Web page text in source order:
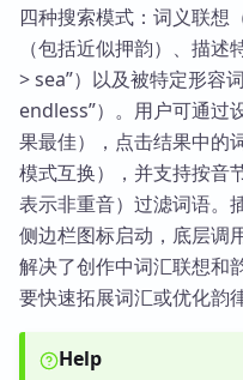
四种搜索模式：词义联想
（包括近似押韵）、描
> sea”）以及被特定形容
endless”）。用户可通过
果最佳），点击结果中的
模式互换），并支持按音
表示非重音）过滤词语。
侧边栏图标启动，底层调
解决了创作中词汇联想和
要快速拓展词汇或优化韵
Help